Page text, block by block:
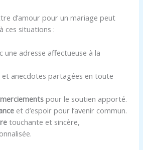
d’amour pour un mariage peut
ces situations :
une adresse affectueuse à la
et anecdotes partagées en toute
pour le soutien apporté.
et d’espoir pour l’avenir commun.
touchante et sincère,